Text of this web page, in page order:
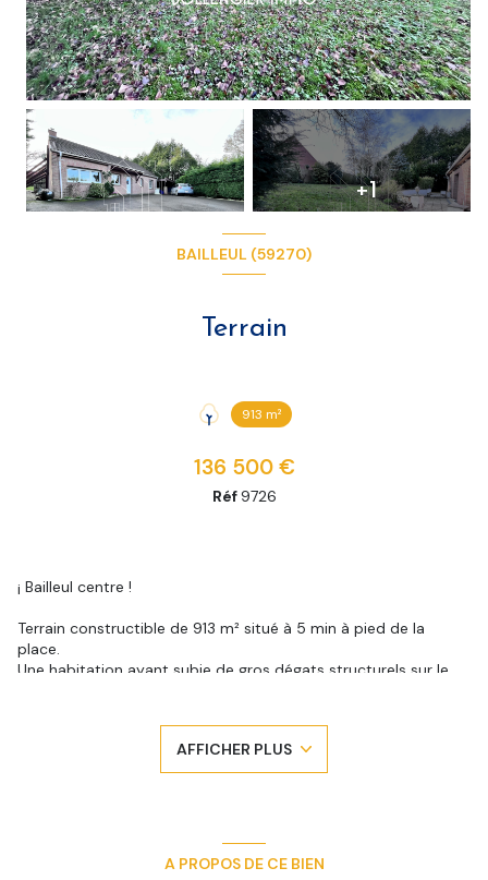
+1
BAILLEUL (59270)
Terrain
913 m²
136 500 €
Réf9726
¡ Bailleul centre !
Terrain constructible de 913 m² situé à 5 min à pied de la
place.
Une habitation ayant subie de gros dégats structurels sur le
bien et de reconstruire ou de réhabiliter l'habitation en
engageant de tres gros travaux.
Situation géographique idéale et beau potentiel pour ce
Lucas Brunet : 06 24 96 84 48
AFFICHER PLUS
A PROPOS DE CE BIEN